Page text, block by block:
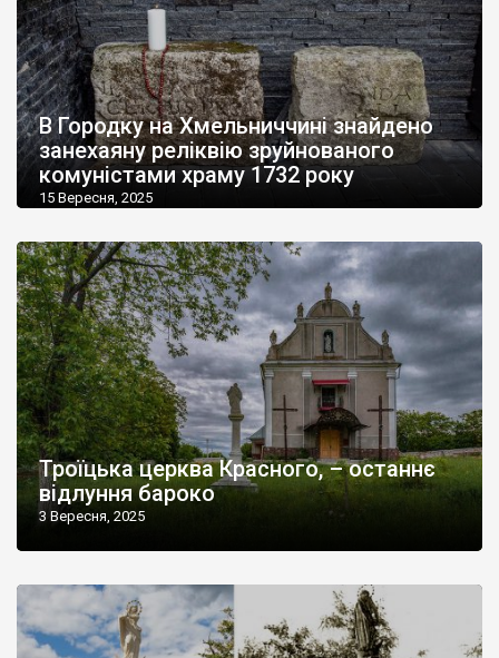
В Городку на Хмельниччині знайдено
занехаяну реліквію зруйнованого
комуністами храму 1732 року
15 Вересня, 2025
Троїцька церква Красного, – останнє
відлуння бароко
3 Вересня, 2025